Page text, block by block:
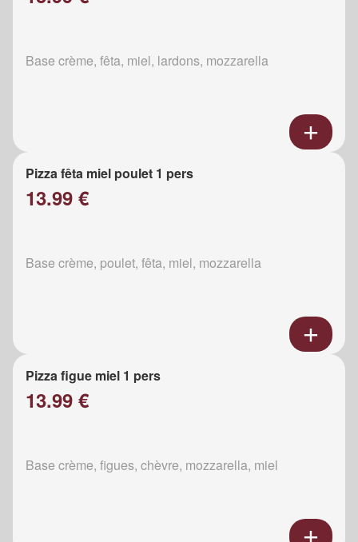
Base crème, fêta, miel, lardons, mozzarella
Pizza fêta miel poulet 1 pers
13.99 €
Base crème, poulet, fêta, miel, mozzarella
Pizza figue miel 1 pers
13.99 €
Base crème, figues, chèvre, mozzarella, miel